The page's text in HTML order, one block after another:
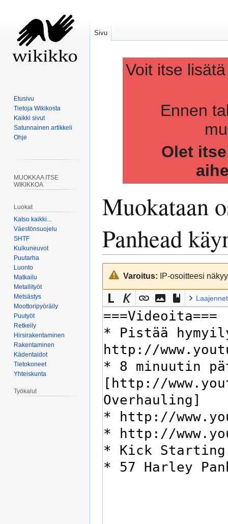
Voit itse
Ennen
Olet
Muokataan
Panhead
Siirry
navigaatioon
Siirry
hakuunVaroitus: IP-osoitteesi
Sivu
Etusivu
Tietoja Wikikosta
Kaikki sivut
Satunnainen artikkeli
Ohje
MUOKKAA ITSE
WIKIKKOA
Luokat
Katso kaikki...
Väestönsuojelu
SHTF
Kulkuneuvot
Puutarha
Luonto
Matkailu
Metallityöt
Metsästys
Moottoripyöräily
Puutyöt
Retkeily
Hirsirakentaminen
Rakentaminen
Kädentaidot
Tietokoneet
Yhteiskunta
Työkalut